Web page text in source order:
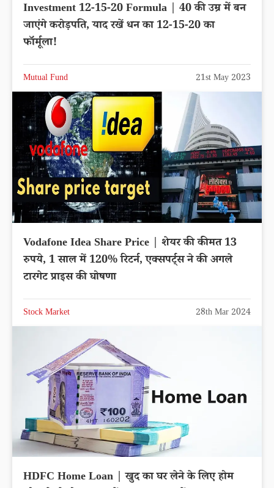
Investment 12-15-20 Formula | 40 की उम्र में बन
जाएंगे करोड़पति, याद रखें धन का 12-15-20 का
फॉर्मूला!
Mutual Fund 21st May 2023
Vodafone Idea Share Price | शेयर की कीमत 13
रुपये, 1 साल में 120% रिटर्न, एक्सपर्ट्स ने की अगले
टारगेट प्राइस की घोषणा
Stock Market 28th Mar 2024
HDFC Home Loan | खुद का घर लेने के लिए होम